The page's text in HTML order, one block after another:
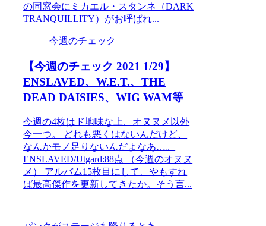
の同窓会にミカエル・スタンネ（DARK
TRANQUILLITY）がお呼ばれ...
今週のチェック
【今週のチェック 2021 1/29】
ENSLAVED、W.E.T.、THE
DEAD DAISIES、WIG WAM等
今週の4枚はド地味な上、オヌヌメ以外
今一つ。 どれも悪くはないんだけど、
なんかモノ足りないんだよなあ…。
ENSLAVED/Utgard:88点 （今週のオヌヌ
メ） アルバム15枚目にして、やもすれ
ば最高傑作を更新してきたか。そう言...